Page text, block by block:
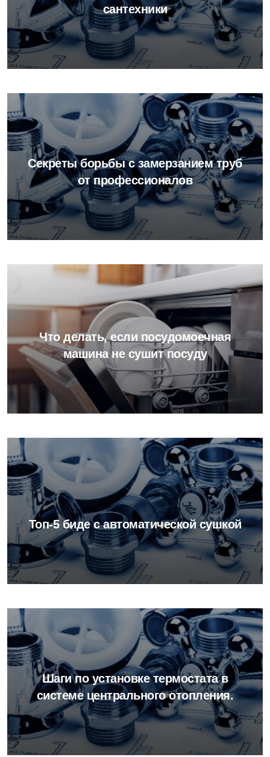
сантехники
Секреты борьбы с замерзанием труб
от профессионалов
Что делать, если посудомоечная
машина не сушит посуду
Топ-5 биде с автоматической сушкой
Шаги по установке термостата в
системе центрального отопления.